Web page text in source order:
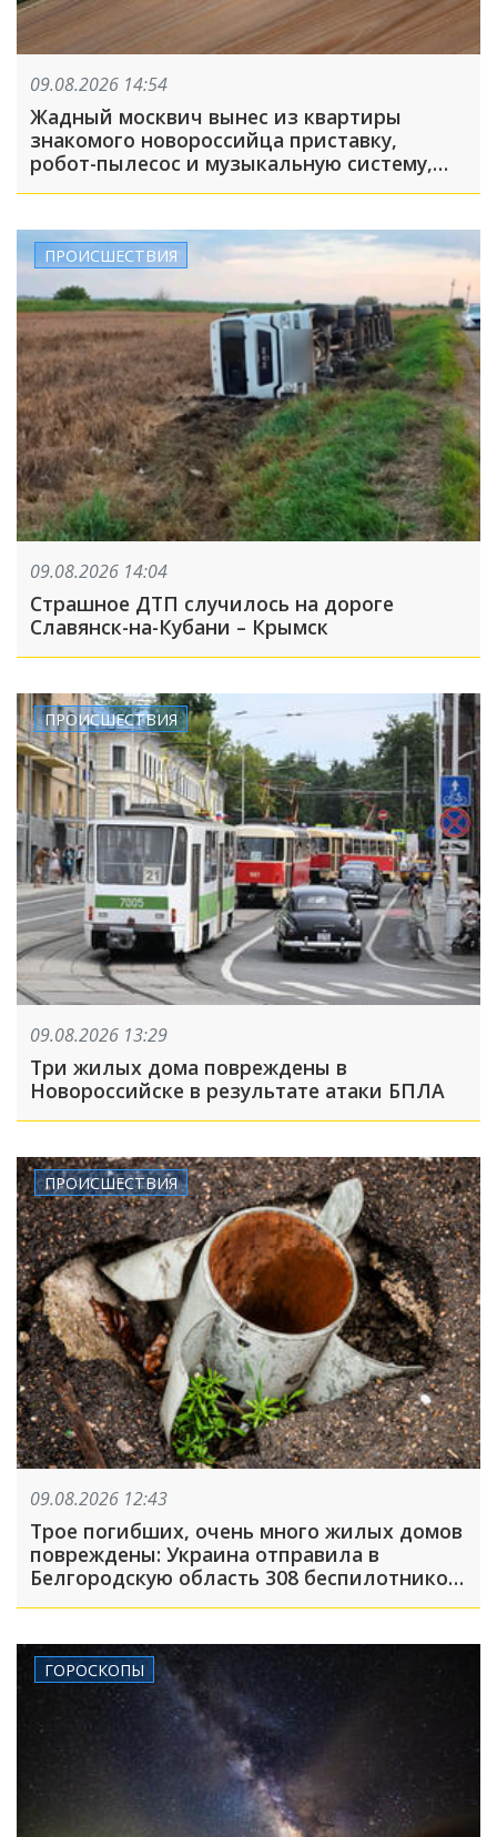
09.08.2026 14:54
Жадный москвич вынес из квартиры
знакомого новороссийца приставку,
робот-пылесос и музыкальную систему,
ПРОИСШЕСТВИЯ
09.08.2026 14:04
Страшное ДТП случилось на дороге
Славянск-на-Кубани – Крымск
ПРОИСШЕСТВИЯ
09.08.2026 13:29
Три жилых дома повреждены в
Новороссийске в результате атаки БПЛА
ПРОИСШЕСТВИЯ
09.08.2026 12:43
Трое погибших, очень много жилых домов
повреждены: Украина отправила в
Белгородскую область 308 беспилотников,
ГОРОСКОПЫ